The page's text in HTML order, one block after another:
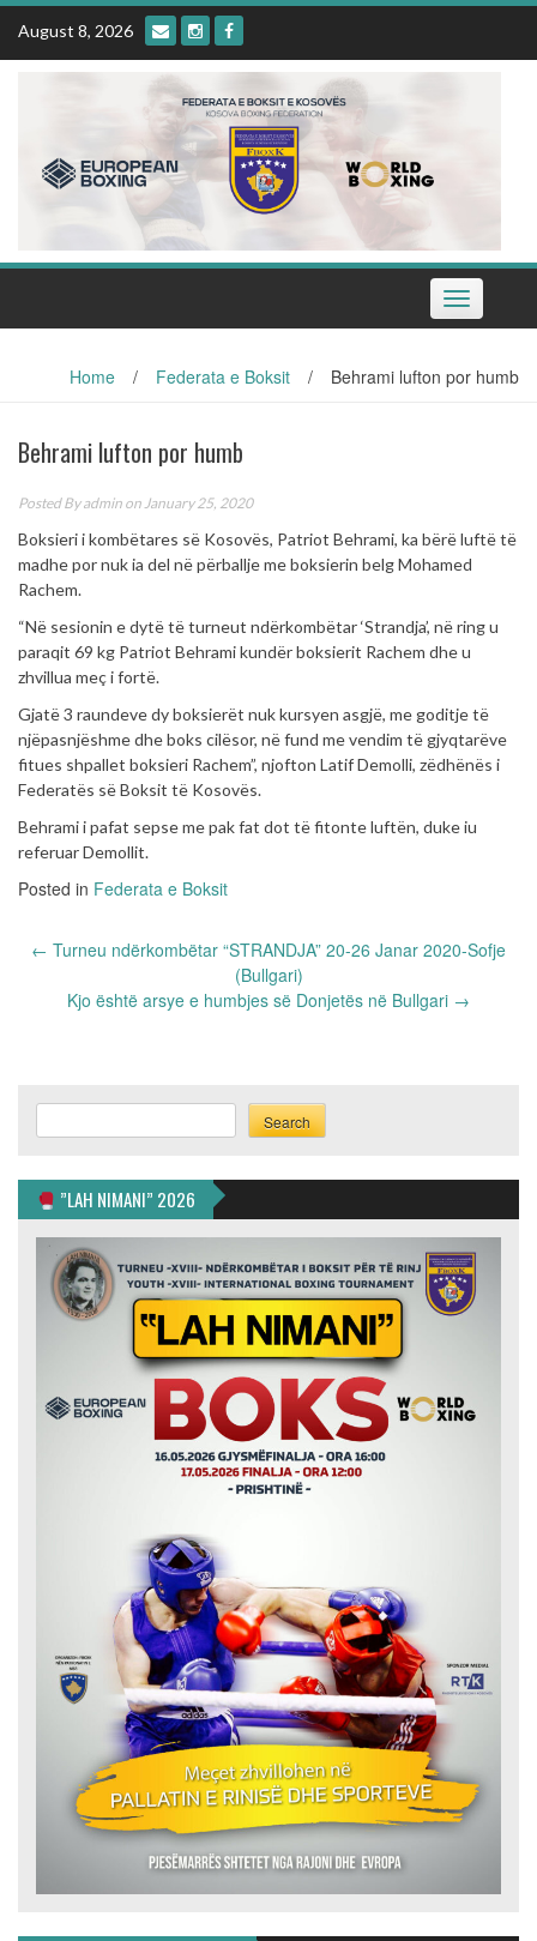
Skip
content
August 8, 2026
Toggle
navigation
Home / Federata e Boksit / Behrami lufton por humb
Behrami lufton por humb
Posted Byadmin on January 25, 2020
Boksieri i kombëtares së Kosovës, Patriot Behrami, ka bërë luftë të
madhe por nuk ia del në përballje me boksierin belg Mohamed
Rachem.
“Në sesionin e dytë të turneut ndërkombëtar ‘Strandja’, në ring u
paraqit 69 kg Patriot Behrami kundër boksierit Rachem dhe u
zhvillua meç i fortë.
Gjatë 3 raundeve dy boksierët nuk kursyen asgjë, me goditje të
njëpasnjëshme dhe boks cilësor, në fund me vendim të gjyqtarëve
fitues shpallet boksieri Rachem”, njofton Latif Demolli, zëdhënës i
Federatës së Boksit të Kosovës.
Behrami i pafat sepse me pak fat dot të fitonte luftën, duke iu
referuar Demollit.
Posted in Federata e Boksit
Post
← Turneu ndërkombëtar “STRANDJA” 20-26 Janar 2020-Sofje
(Bullgari)
Kjo është arsye e humbjes së Donjetës në Bullgari →
Search
”LAH NIMANI” 2026